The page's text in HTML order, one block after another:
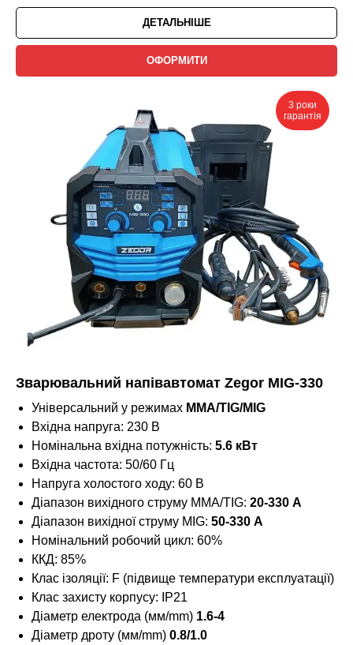
ДЕТАЛЬНІШЕ
ОФОРМИТИ
3 роки
гарантія
Зварювальний напівавтомат Zegor MIG-330
Універсальний у режимах ММА/TIG/MIG
Вхідна напруга: 230 В
Номінальна вхідна потужність: 5.6 кВт
Вхідна частота: 50/60 Гц
Напруга холостого ходу: 60 В
Діапазон вихідного струму MMA/TIG: 20-330 А
Діапазон вихідної струму MIG: 50-330 А
Номінальний робочий цикл: 60%
ККД: 85%
Клас ізоляції: F (підвище температури експлуатації)
Клас захисту корпусу: IP21
Діаметр електрода (мм/mm) 1.6-4
Діаметр дроту (мм/mm) 0.8/1.0